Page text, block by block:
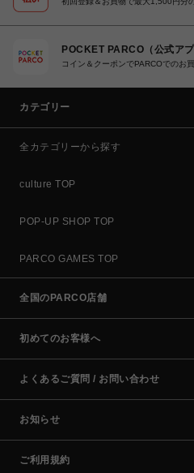
POCKET PARCO（公式アプ
コイン＆クーポンでPARCOでのお
カテゴリー
全カテゴリーから探す
culture TOP
POP-UP SHOP TOP
PARCO GAMES TOP
全国のPARCO店舗
初めてのお客様へ
よくあるご質問 / お問い合わせ
お知らせ
ご利用規約